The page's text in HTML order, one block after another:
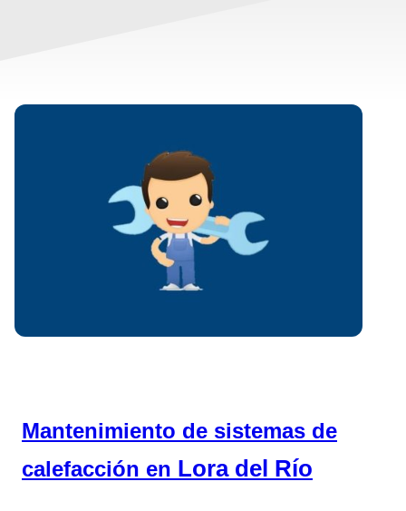
Mantenimiento de sistemas de
calefacción en Lora del Río